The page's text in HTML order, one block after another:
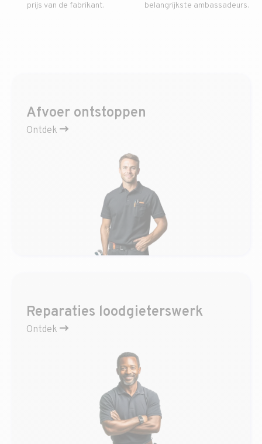
prijs van de fabrikant.
belangrijkste ambassadeurs.
Afvoer ontstoppen
Ontdek
Reparaties loodgieterswerk
Ontdek